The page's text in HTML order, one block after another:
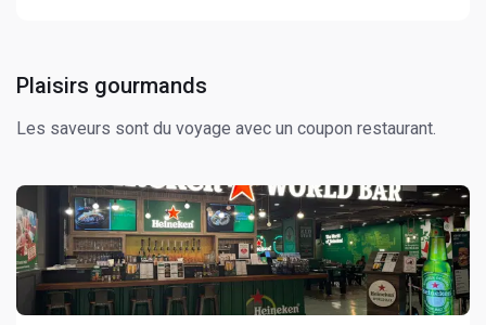
Plaisirs gourmands
Les saveurs sont du voyage avec un coupon restaurant.